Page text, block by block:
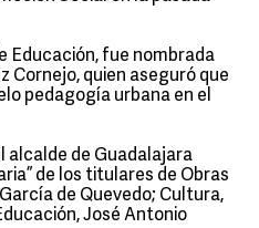
Educación, fue nombrada
Cornejo, quien aseguró que
pedagogía urbana en el
alcalde de Guadalajara
de los titulares de Obras
de Quevedo; Cultura,
José Antonio